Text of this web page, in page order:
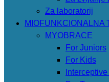
Za laboratorij
MIOFUNKCIONALNA
MYOBRACE
For Juniors
For Kids
Interceptive